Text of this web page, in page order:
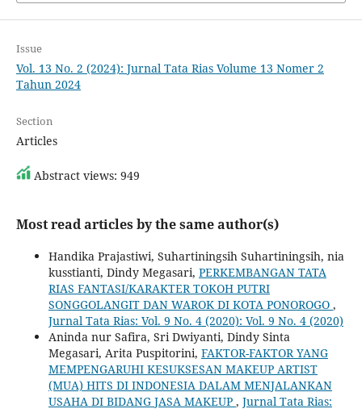
Issue
Vol. 13 No. 2 (2024): Jurnal Tata Rias Volume 13 Nomer 2
Tahun 2024
Section
Articles
Abstract views: 949
Most read articles by the same author(s)
Handika Prajastiwi, Suhartiningsih Suhartiningsih, nia
kusstianti, Dindy Megasari, PERKEMBANGAN TATA
RIAS FANTASI/KARAKTER TOKOH PUTRI
SONGGOLANGIT DAN WAROK DI KOTA PONOROGO ,
Jurnal Tata Rias: Vol. 9 No. 4 (2020): Vol. 9 No. 4 (2020)
Aninda nur Safira, Sri Dwiyanti, Dindy Sinta
Megasari, Arita Puspitorini, FAKTOR-FAKTOR YANG
MEMPENGARUHI KESUKSESAN MAKEUP ARTIST
(MUA) HITS DI INDONESIA DALAM MENJALANKAN
USAHA DI BIDANG JASA MAKEUP , Jurnal Tata Rias: